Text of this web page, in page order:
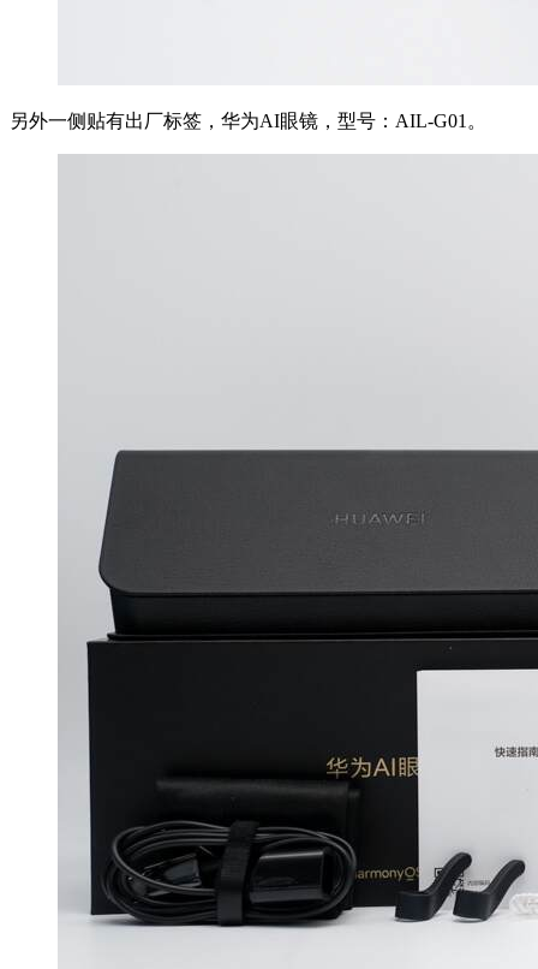
另外一侧贴有出厂标签，华为AI眼镜，型号：AIL-G01。